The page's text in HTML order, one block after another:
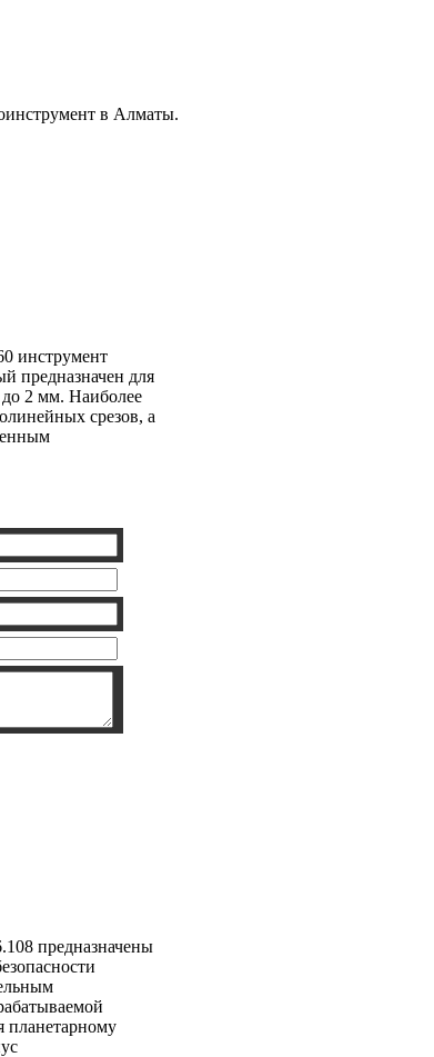
в Алматы.
инструмент
предназначен для
до 2 мм. Наиболее
срезов, а
предназначены
планетарному